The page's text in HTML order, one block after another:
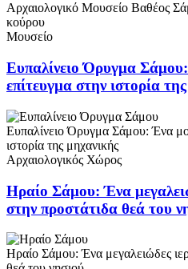
Αρχαιολογικό Μουσείο Βαθέος
κούρου
Μουσείο
Ευπαλίνειο Όρυγμα
επίτευγμα στην ιστορία
Ευπαλίνειο Όρυγμα Σάμου: Ένα
ιστορία της μηχανικής
Αρχαιολογικός Χώρος
Ηραίο Σάμου: Ένα
στην προστάτιδα θεά του
Ηραίο Σάμου: Ένα μεγαλειώδες